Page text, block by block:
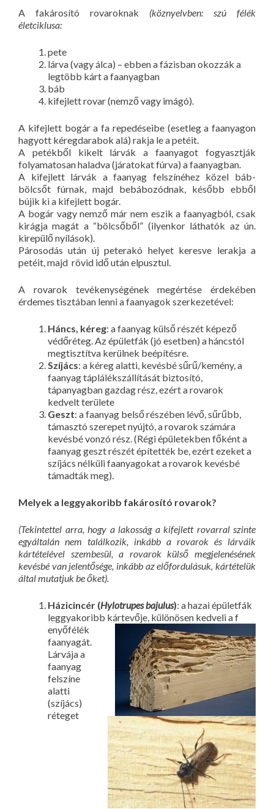
A fakárosító rovaroknak (köznyelvben: szú félék
életciklusa:
pete
lárva (vagy álca) – ebben a fázisban okozzák a
legtöbb kárt a faanyagban
báb
kifejlett rovar (nemző vagy imágó).
A kifejlett bogár a fa repedéseibe (esetleg a faanyagon
hagyott kéregdarabok alá) rakja le a petéit.
A petékből kikelt lárvák a faanyagot fogyasztják
folyamatosan haladva (járatokat fúrva) a faanyagban.
A kifejlett lárvák a faanyag felszínéhez közel báb-
bölcsőt fúrnak, majd bebábozódnak, később ebből
bújik ki a kifejlett bogár.
A bogár vagy nemző már nem eszik a faanyagból, csak
kirágja magát a “bölcsőből” (ilyenkor láthatók az ún.
kirepülő nyílások).
Párosodás után új peterakó helyet keresve lerakja a
petéit, majd rövid idő után elpusztul.
A rovarok tevékenységének megértése érdekében
érdemes tisztában lenni a faanyagok szerkezetével:
Háncs, kéreg: a faanyag külső részét képező
védőréteg. Az épületfák (jó esetben) a háncstól
megtisztítva kerülnek beépítésre.
Szíjács: a kéreg alatti, kevésbé sűrű/kemény, a
faanyag táplálékszállítását biztosító,
tápanyagban gazdag rész, ezért a rovarok
kedvelt területe
Geszt: a faanyag belső részében lévő, sűrűbb,
támasztó szerepet nyújtó, a rovarok számára
kevésbé vonzó rész. (Régi épületekben főként a
faanyag geszt részét építették be, ezért ezeket a
szíjács nélküli faanyagokat a rovarok kevésbé
támadták meg).
Melyek a leggyakoribb fakárosító rovarok?
(Tekintettel arra, hogy a lakosság a kifejlett rovarral szinte
egyáltalán nem találkozik, inkább a rovarok és lárváik
kártételével szembesül, a rovarok külső megjelenésének
kevésbé van jelentősége, inkább az előfordulásuk, kártételük
által mutatjuk be őket).
Házicincér (Hylotrupes bajulus): a hazai épületfák
leggyakoribb kártevője, különösen kedveli a f
enyőfélék
faanyagát.
Lárvája a
faanyag
felszíne
alatti
(szíjács)
réteget